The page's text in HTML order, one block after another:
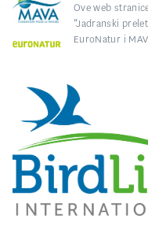
Ove web
“Jadranski
EuroNatur i